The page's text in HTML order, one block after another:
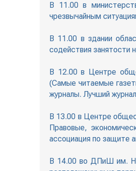
В 11.00 в
чрезвычайным
В 11.00 в здании
содействия занятости
В 12.00 в Центре
(Самые читаемые
журналы. Лучший
В 13.00 в Центре
Правовые,
ассоциация по защите
В 14.00 во ДПиШ им.